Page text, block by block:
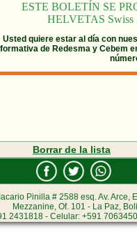
ESTE BOLETÍN SE
HELVETAS Swiss
Usted quiere estar al día con
de Redesma y Cebem
Borrar de la lista
Pinilla # 2588 esq. Av. Arce,
Mezzanine, Of. 101 - La Paz,
2431818 - Celular: +591